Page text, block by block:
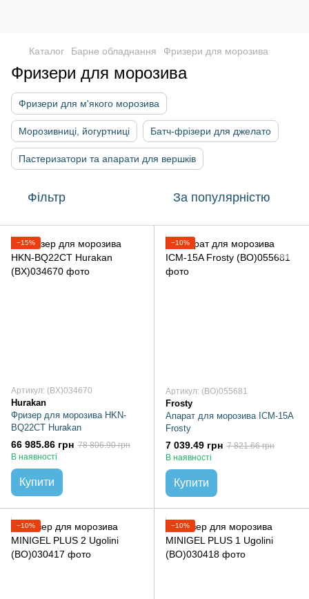
Каталог Барне обладнання Фризери для морозива
Фризери для морозива
Фризери для м'якого морозива
Морозивниці, йогуртниці Батч-фрізери для джелато
Пастеризатори та апарати для вершків
Фільтр За популярністю
−15%
Артикул: (BX)034670
Hurakan
Фризер для морозива HKN-
BQ22CT Hurakan
66 985.86 грн 78 806.90 грн
В наявності
Купити
−10%
Артикул: (BO)055681
Frosty
Апарат для морозива ICM-15A
Frosty
7 039.49 грн 7 821.66 грн
В наявності
Купити
−10% −10%